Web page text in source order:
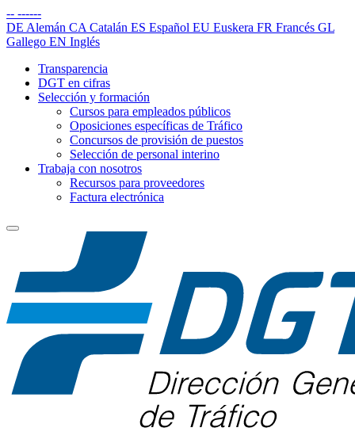
-- ------
DE Alemán CA Catalán ES Español EU Euskera FR Francés GL
Gallego EN Inglés
Transparencia
DGT en cifras
Selección y formación
Cursos para empleados públicos
Oposiciones específicas de Tráfico
Concursos de provisión de puestos
Selección de personal interino
Trabaja con nosotros
Recursos para proveedores
Factura electrónica